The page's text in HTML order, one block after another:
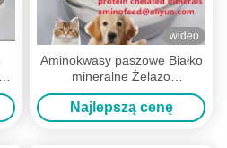
wideo
Aminokwasy paszowe Białko
mineralne Żelazo
chelatowane 18% Do
żywienia zwierząt
Najlepszą cenę